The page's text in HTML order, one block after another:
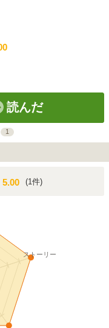
読んだ
1
5.00
5.00 (1件)
ストーリー